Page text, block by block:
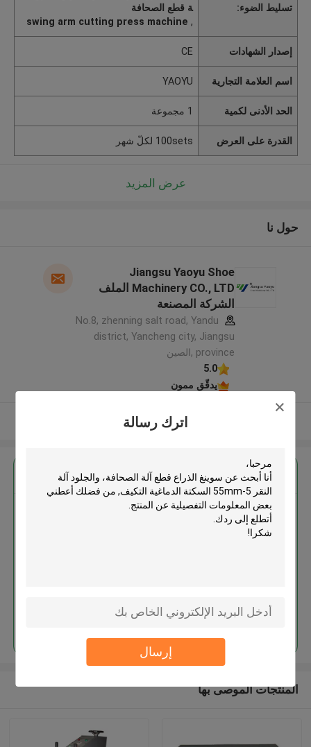
اترك رسالة
إرسال
تسليط الضوء:
ة قطع الصحافة
,
swing arm cutting press machine
إصدار الشهادات CE
اسم العلامة التجارية YAOYU
الحد الأدنى لكمية 1 مجموعة
القدرة على العرض 100sets لكلّ شهر
عرض المزيد
حول نا
Jiangsu Yaoyu Shoe
Machinery CO., LTD الملف
الشركة المصنعة
No.8, zhenning salt road, Yandu
district, Yancheng city, Jiangsu
province ,الصين
5.0
يدقّق ممون
عرض المزيد
احصل على افضل سعر ل
سوينغ الذراع قطع آلة الصحافة،
استمر
المنتجات الموصى بها